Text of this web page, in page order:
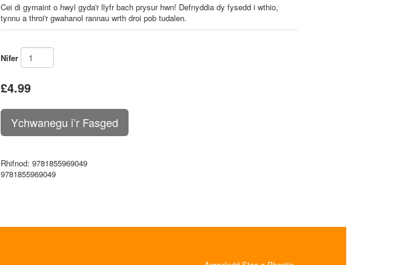
Cei di gymaint o hwyl gyda'r llyfr bach prysur hwn! Defnyddia dy fysedd i wthio,
tynnu a throi'r gwahanol rannau wrth droi pob tudalen.
Nifer
£4.99
Rhifnod: 9781855969049
9781855969049